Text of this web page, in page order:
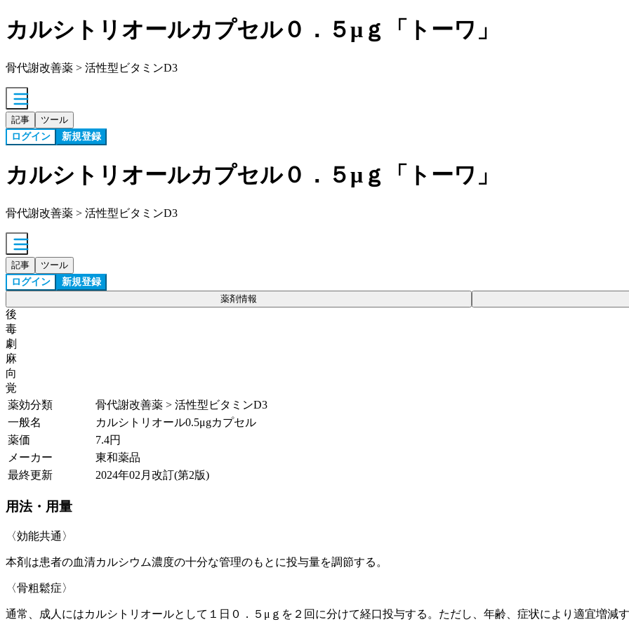
カルシトリオールカプセル０．５μｇ「トーワ」
骨代謝改善薬 > 活性型ビタミンD3
記事 ツール
ログイン 新規登録
カルシトリオールカプセル０．５μｇ「トーワ」
骨代謝改善薬 > 活性型ビタミンD3
記事 ツール
ログイン 新規登録
薬剤情報
後
毒
劇
麻
向
覚
薬効分類
骨代謝改善薬 > 活性型ビタミンD3
一般名
カルシトリオール0.5μgカプセル
薬価
7.4円
メーカー
東和薬品
最終更新
2024年02月改訂(第2版)
用法・用量
〈効能共通〉
本剤は患者の血清カルシウム濃度の十分な管理のもとに投与量を調節する。
〈骨粗鬆症〉
通常、成人にはカルシトリオールとして１日０．５μｇを２回に分けて経口投与する。ただし、年齢、症状により適宜増減